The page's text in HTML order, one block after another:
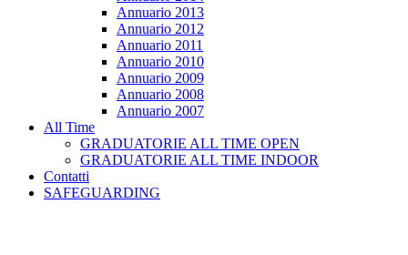
Annuario 2013
Annuario 2012
Annuario 2011
Annuario 2010
Annuario 2009
Annuario 2008
Annuario 2007
All Time
GRADUATORIE ALL TIME OPEN
GRADUATORIE ALL TIME INDOOR
Contatti
SAFEGUARDING